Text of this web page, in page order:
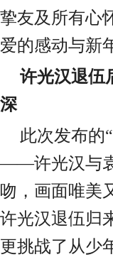
挚友及所有心
爱的感动与新
许光汉退伍
深
此次发布的“
——许光汉与
吻 ，画面唯美
许光汉退伍归
更挑战了从少